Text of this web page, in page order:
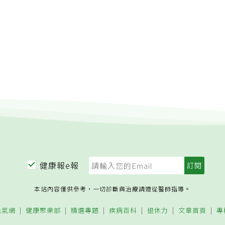
健康報e報
本站內容僅供參考，一切診斷與治療請遵從醫師指導。
網 健康聚樂部 精選專題 疾病百科 退休力 文章首頁